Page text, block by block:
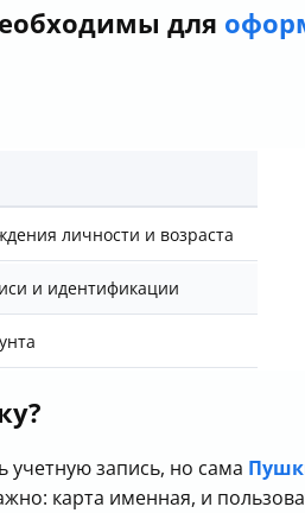
для
личности и возраста
и идентификации
учетную запись, но сама
карта именная, и